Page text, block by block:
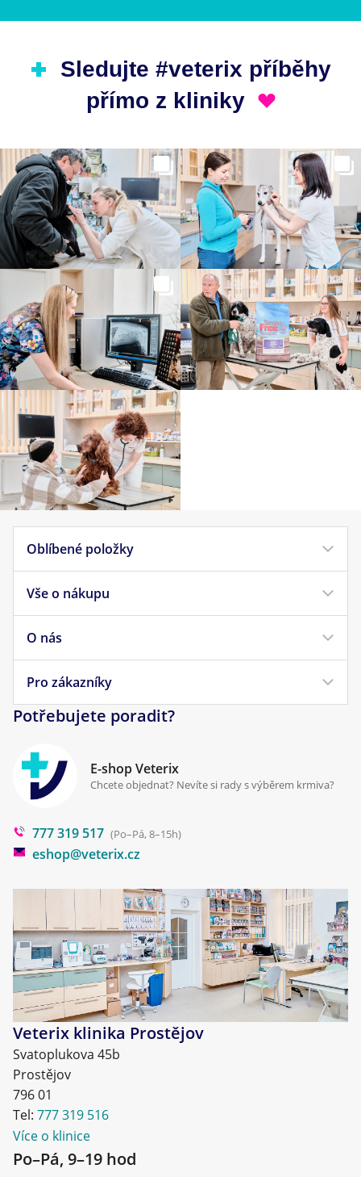
Sledujte #veterix příběhy
přímo z kliniky
Oblíbené položky
Krmivo pro psy
Krmivo pro kočky
Veterinární diety
Pamlsky pro psy
Vše o nákupu
Doprava a platba
Obchodní podmínky
Reklamace a vrácení
Cookies a podmínky používání
O nás
Náš příběh
Pro zákazníky
Klinika Prostějov
Poradna
Blog
Potřebujete poradit?
E-shop Veterix
Chcete objednat? Nevíte si rady s výběrem krmiva?
777 319 517 (Po–Pá, 8–15h)
eshop@veterix.cz
Veterix klinika Prostějov
Svatoplukova 45b
Prostějov
796 01
Tel: 777 319 516
Více o klinice
Po–Pá, 9–19 hod